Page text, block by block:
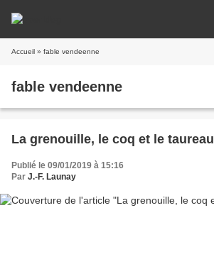
Accueil » fable vendeenne
fable vendeenne
La grenouille, le coq et le taureau
Publié le 09/01/2019 à 15:16
Par J.-F. Launay